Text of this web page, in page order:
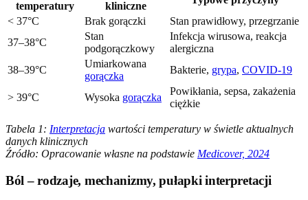
temperatury kliniczne
< 37°C
Brak gorączki
Stan prawidłowy, przegrzanie
37–38°C
Stan
podgorączkowy
Infekcja wirusowa, reakcja
alergiczna
38–39°C
Umiarkowana
gorączka
Bakterie, grypa, COVID-19
> 39°C Wysoka gorączka
Powikłania, sepsa, zakażenia
ciężkie
Tabela 1: Interpretacja wartości temperatury w świetle aktualnych
danych klinicznych
Źródło: Opracowanie własne na podstawie Medicover, 2024
Ból – rodzaje, mechanizmy, pułapki interpretacji